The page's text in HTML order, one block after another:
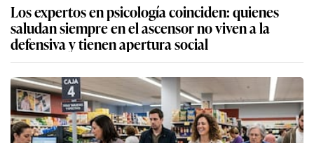
Los expertos en psicología coinciden: quienes
saludan siempre en el ascensor no viven a la
defensiva y tienen apertura social